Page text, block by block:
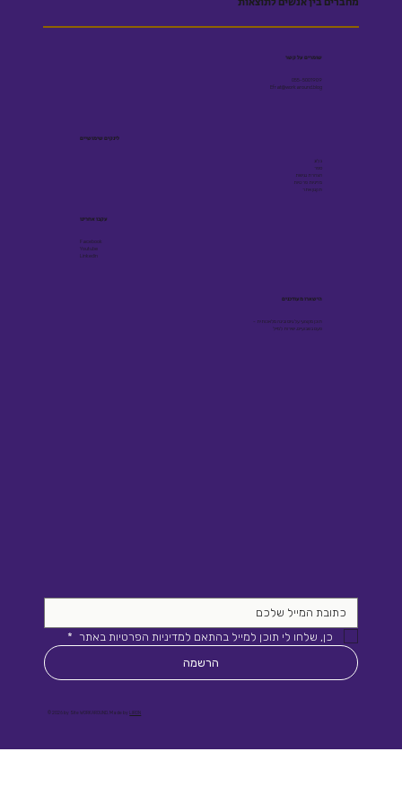
שומרים על קשר
055-5001909
Efrat@workaround.blog
לינקים שימושיים
בלוג
ספר
הצהרת נגישות
מדיניות פרטיות
תקנון אתר
עקבו אחרינו
Facebook
Youtube
Linkedin
הישארו מעודכנים
תוכן מקצועי על גיוס ובינה מלאכותית -
פעם בשבועיים, ישירות למייל
כן, שלחו לי תוכן למייל בהתאם למדיניות הפרטיות באתר *
הרשמה
© 2026 by Site WORKAROUND. Made byLIRON